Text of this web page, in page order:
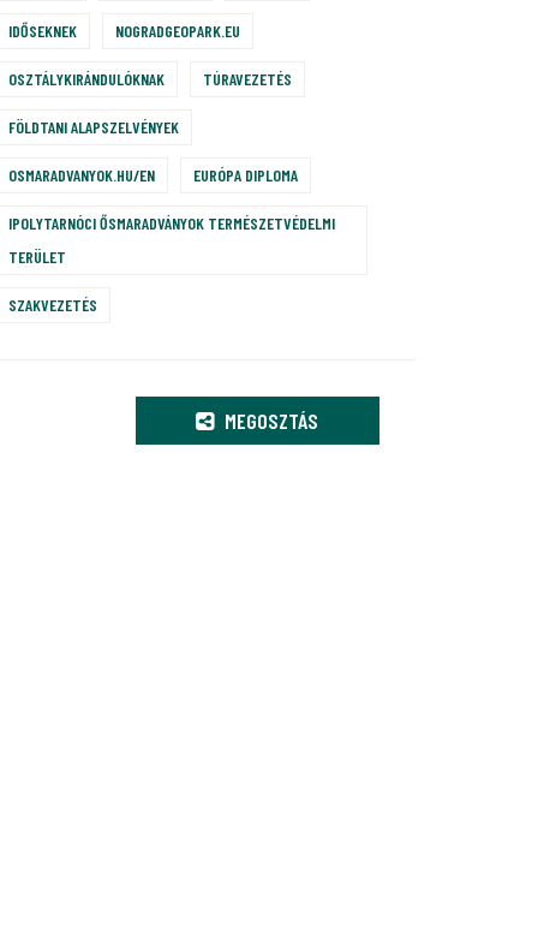
IDŐSEKNEK NOGRADGEOPARK.EU
OSZTÁLYKIRÁNDULÓKNAK TÚRAVEZETÉS
FÖLDTANI ALAPSZELVÉNYEK
OSMARADVANYOK.HU/EN EURÓPA DIPLOMA
IPOLYTARNÓCI ŐSMARADVÁNYOK TERMÉSZETVÉDELMI
TERÜLET
SZAKVEZETÉS
MEGOSZTÁS